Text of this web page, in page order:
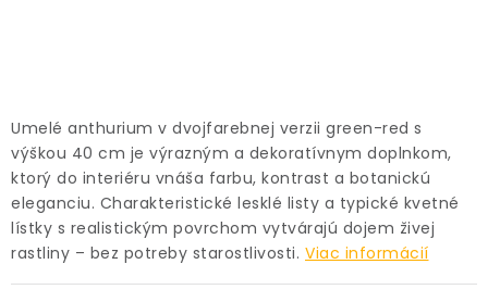
KVETINÁČE A OBALY NA RASTLINY
ZNAČKY
Obchodné podmienky
Podmienky ochrany osobných údajov
O nás
Umelé anthurium v dvojfarebnej verzii green-red s
výškou 40 cm je výrazným a dekoratívnym doplnkom,
ktorý do interiéru vnáša farbu, kontrast a botanickú
eleganciu. Charakteristické lesklé listy a typické kvetné
lístky s realistickým povrchom vytvárajú dojem živej
rastliny – bez potreby starostlivosti. Viac informácií